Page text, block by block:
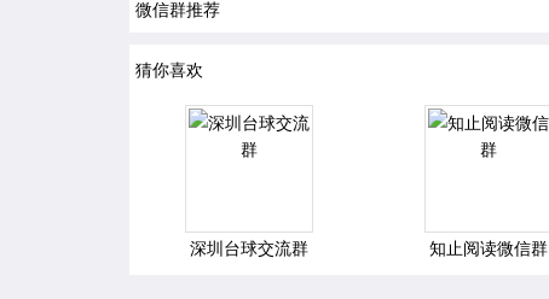
微信群推荐
猜你喜欢
深圳台球交流群 知止阅读微信群